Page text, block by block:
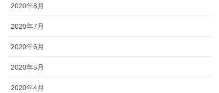
2020年8月
2020年7月
2020年6月
2020年5月
2020年4月